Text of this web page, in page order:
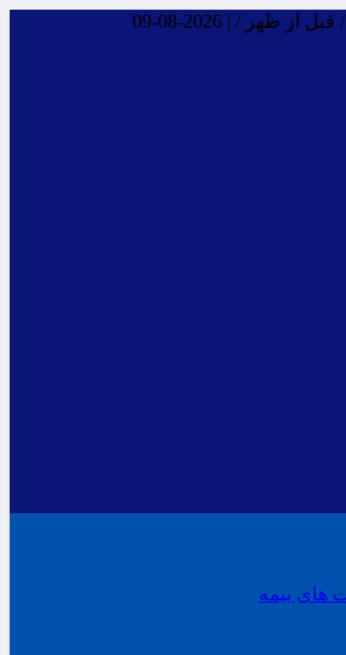
|
2026-08-09
های بیمه